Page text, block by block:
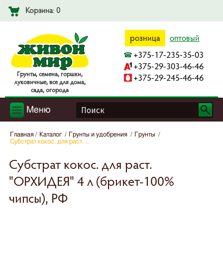
Корзина: 0
Гpyнты, ceмeнa, гopшки,
лyкoвичныe, вce для дoмa,
caдa, oгopoдa
розница оптовый
+375-17-235-35-03
+375-29-303-46-46
+375-29-245-46-46
Меню
Главная Каталог Грунты и удобрения
Грунты
Субстрат кокос. для раст. ...
Субстрат кокос. для раст.
"ОРХИДЕЯ" 4 л (брикет-100%
чипсы), РФ